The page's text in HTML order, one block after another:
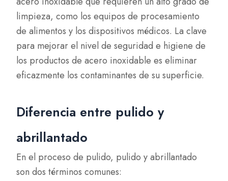
limpieza, como los equipos de procesamiento
de alimentos y los dispositivos médicos. La clave
para mejorar el nivel de seguridad e higiene de
los productos de acero inoxidable es eliminar
eficazmente los contaminantes de su superficie.
Diferencia entre pulido y
abrillantado
En el proceso de pulido, pulido y abrillantado
son dos términos comunes: